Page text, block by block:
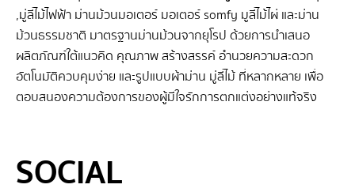
,มู่ลี่ไม้ไฟฟ้า ม่านม้วนมอเตอร์ มอเตอร์ somfy มูลี่ไม้ไผ่ และม่าน
ม้วนธรรมชาติ มาตรฐานม่านม้วนจากยุโรป ด้วยการนำเสนอ
ผลิตภัณฑ์ใต้แนวคิด คุณภาพ สร้างสรรค์ อำนวยความสะดวก
อัตโนมัติควบคุมง่าย และรูปแบบผ้าม่าน มู่ลี่ไม้ ที่หลากหลาย เพื่อ
ตอบสนองความต้องการของผู้มีใจรักการตกแต่งอย่างแท้จริง
SOCIAL